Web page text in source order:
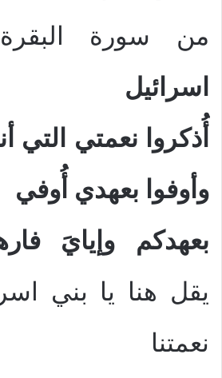
من سورة
اسرائيل
أُذكروا نعمتي التي
وأوفوا بعهدي أُوفي
بعهدكم وإيايَ
يقل هنا يا بني
نعمتنا